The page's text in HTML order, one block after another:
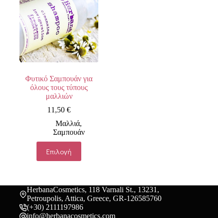
Φυτικό Σαμπουάν για
όλους τους τύπους
μαλλιών
11,50€
Μαλλιά,
Σαμπουάν
Επιλογή
το
προϊόν
παραλλαγές.
Οι
επιλογές
μπορούν
HerbanaCosmetics, 118 Varnali St., 13231,
Petroupolis, Attica, Greece, GR-126585760
(+30) 2111197986
info@herbanacosmetics.com